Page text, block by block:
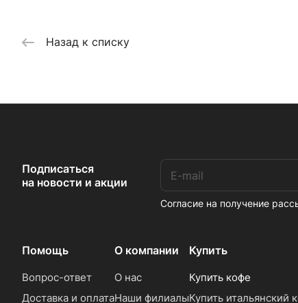
Назад к списку
Подписаться
на новости и акции
Согласие на получение
Помощь
Вопрос-ответ
Доставка и оплата
О компании
О нас
Наши филиалы
Купить
Купить кофе
Купить итальянский